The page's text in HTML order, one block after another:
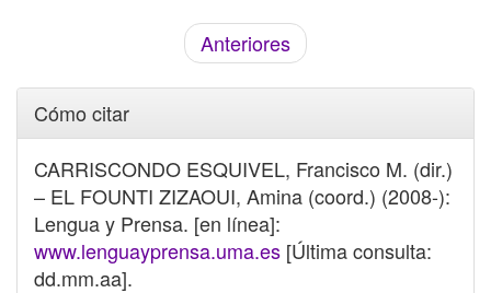
Anteriores
Cómo citar
CARRISCONDO ESQUIVEL, Francisco M. (dir.)
– EL FOUNTI ZIZAOUI, Amina (coord.) (2008-):
Lengua y Prensa. [en línea]:
www.lenguayprensa.uma.es [Última consulta:
dd.mm.aa].